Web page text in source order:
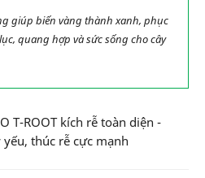
giúp biến vàng thành xanh, phục
quang hợp và sức sống cho cây
T-ROOT kích rễ toàn diện -
yếu, thúc rễ cực mạnh